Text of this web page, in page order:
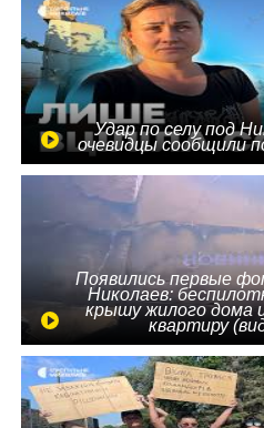
Удар по селу под
очевидцы сообщили
Появились первые
Николаев:
крышу жилого дома
квартиру